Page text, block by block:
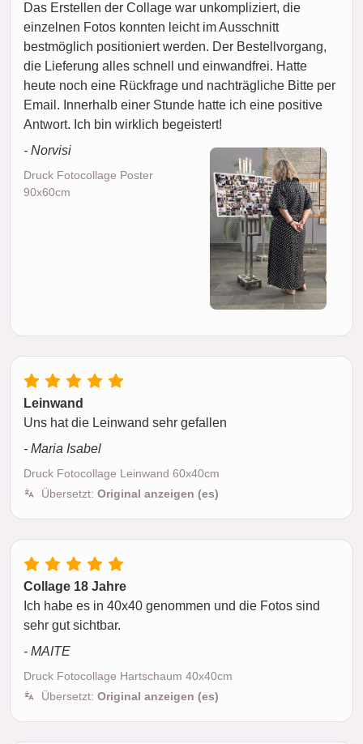
Das Erstellen der Collage war unkompliziert, die
einzelnen Fotos konnten leicht im Ausschnitt
bestmöglich positioniert werden. Der Bestellvorgang,
die Lieferung alles schnell und einwandfrei. Hatte
heute noch eine Rückfrage und nachträgliche Bitte per
Email. Innerhalb einer Stunde hatte ich eine positive
Antwort. Ich bin wirklich begeistert!
- Norvisi
Druck Fotocollage Poster
90x60cm
Leinwand
Uns hat die Leinwand sehr gefallen
- Maria Isabel
Druck Fotocollage Leinwand 60x40cm
Übersetzt: Original anzeigen (es)
Collage 18 Jahre
Ich habe es in 40x40 genommen und die Fotos sind
sehr gut sichtbar.
- MAITE
Druck Fotocollage Hartschaum 40x40cm
Übersetzt: Original anzeigen (es)